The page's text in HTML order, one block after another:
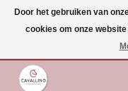
Gratis verzending vanaf €75
dezelfde dag verzonden |
Door het gebruiken van
cookies om onze